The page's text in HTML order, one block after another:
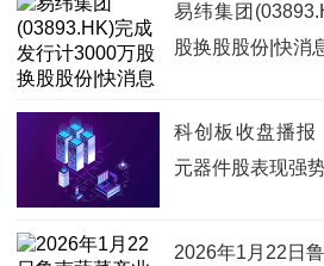
易纬集团
股换股股份|快消
科创板收盘播报
元器件股表现强
2026年1月22日